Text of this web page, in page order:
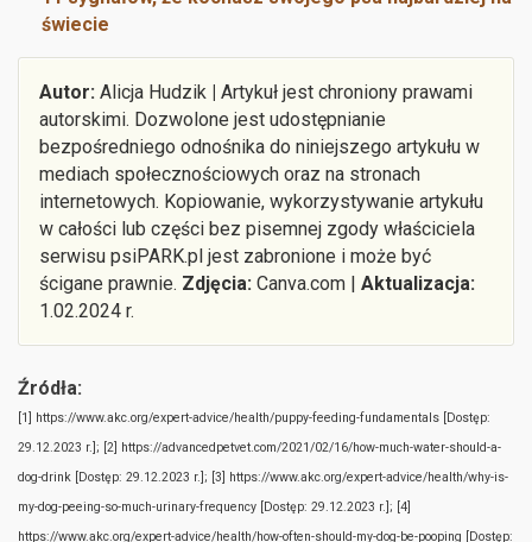
świecie
Autor: Alicja Hudzik | Artykuł jest chroniony prawami
autorskimi. Dozwolone jest udostępnianie
bezpośredniego odnośnika do niniejszego artykułu w
mediach społecznościowych oraz na stronach
internetowych. Kopiowanie, wykorzystywanie artykułu
w całości lub części bez pisemnej zgody właściciela
serwisu psiPARK.pl jest zabronione i może być
ścigane prawnie. Zdjęcia: Canva.com | Aktualizacja:
1.02.2024 r.
Źródła:
[1] https://www.akc.org/expert-advice/health/puppy-feeding-fundamentals [Dostęp:
29.12.2023 r.]; [2] https://advancedpetvet.com/2021/02/16/how-much-water-should-a-
dog-drink [Dostęp: 29.12.2023 r.]; [3] https://www.akc.org/expert-advice/health/why-is-
my-dog-peeing-so-much-urinary-frequency [Dostęp: 29.12.2023 r.]; [4]
https://www.akc.org/expert-advice/health/how-often-should-my-dog-be-pooping [Dostęp: